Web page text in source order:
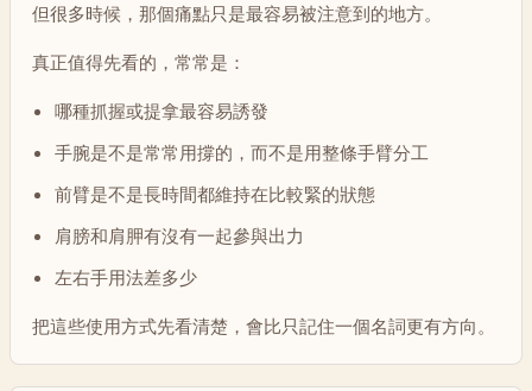
但很多時候，那個痛點只是最容易被注意到的地方。
真正值得先看的，常常是：
哪種抓握或提拿最容易誘發
手腕是不是常常用撐的，而不是用整條手臂分工
前臂是不是長時間都維持在比較緊的狀態
肩膀和肩胛有沒有一起參與出力
左右手用法差多少
把這些使用方式先看清楚，會比只記住一個名詞更有方向。